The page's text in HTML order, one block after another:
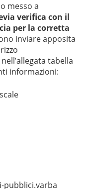
messo a
verifica con il
per la corretta
inviare apposita
allegata tabella
informazioni:
pubblici.varba